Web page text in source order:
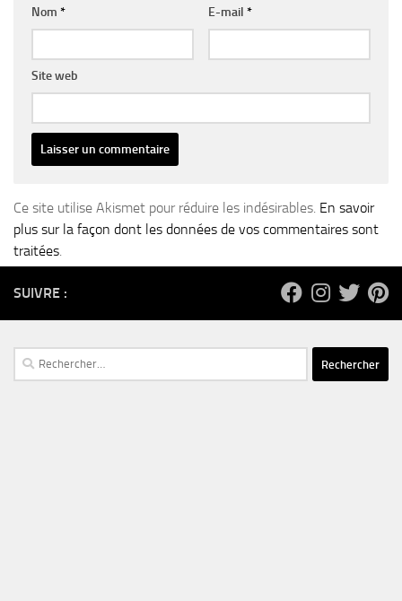
Nom * E-mail *
Site web
Ce site utilise Akismet pour réduire les indésirables. En savoir
plus sur la façon dont les données de vos commentaires sont
traitées.
SUIVRE :
Rechercher :